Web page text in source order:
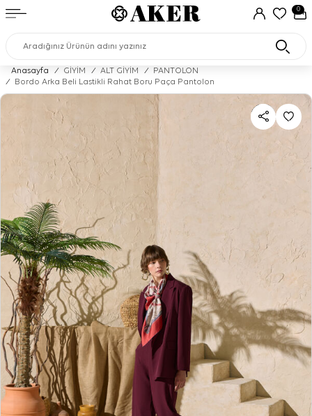
0
Anasayfa / GİYİM / ALT GİYİM /
PANTOLON
/
Bordo Arka Beli Lastikli Rahat Boru Paça Pantolon